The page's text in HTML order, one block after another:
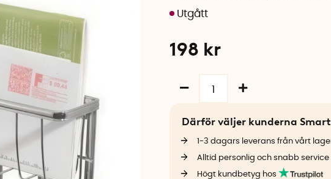
198 kr
Därför väljer kunderna
1-3 dagars leverans från vårt
Alltid personlig och snabb service
Högt kundbetyg hos